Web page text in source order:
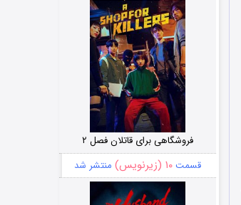
فروشگاهی برای قاتلان فصل ۲
قسمت۱۰ (زیرنویس) منتشر شد